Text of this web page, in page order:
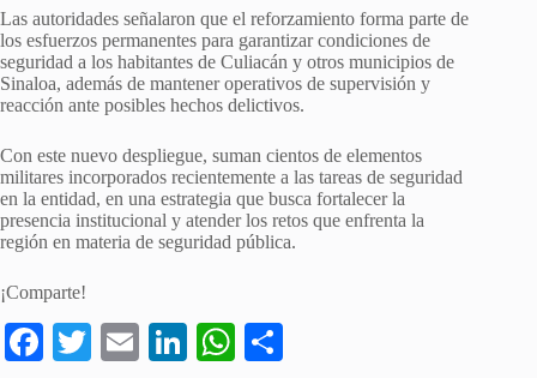
Las autoridades señalaron que el reforzamiento forma parte de
los esfuerzos permanentes para garantizar condiciones de
seguridad a los habitantes de Culiacán y otros municipios de
Sinaloa, además de mantener operativos de supervisión y
reacción ante posibles hechos delictivos.
Con este nuevo despliegue, suman cientos de elementos
militares incorporados recientemente a las tareas de seguridad
en la entidad, en una estrategia que busca fortalecer la
presencia institucional y atender los retos que enfrenta la
región en materia de seguridad pública.
¡Comparte!
Fa T
E
Li
W